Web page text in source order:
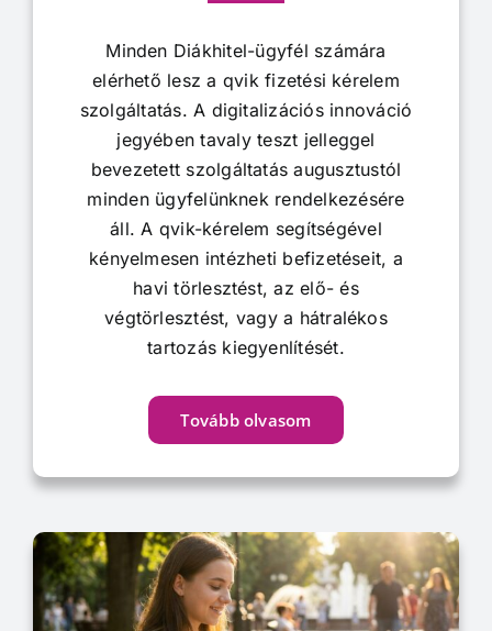
Minden Diákhitel-ügyfél számára
elérhető lesz a qvik fizetési kérelem
szolgáltatás. A digitalizációs innováció
jegyében tavaly teszt jelleggel
bevezetett szolgáltatás augusztustól
minden ügyfelünknek rendelkezésére
áll. A qvik-kérelem segítségével
kényelmesen intézheti befizetéseit, a
havi törlesztést, az elő- és
végtörlesztést, vagy a hátralékos
tartozás kiegyenlítését.
Tovább olvasom